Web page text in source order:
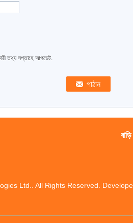
তথ্য সপ্তাহে আপডেট.
বাড়ি
Ltd.. All Rights Reserved.